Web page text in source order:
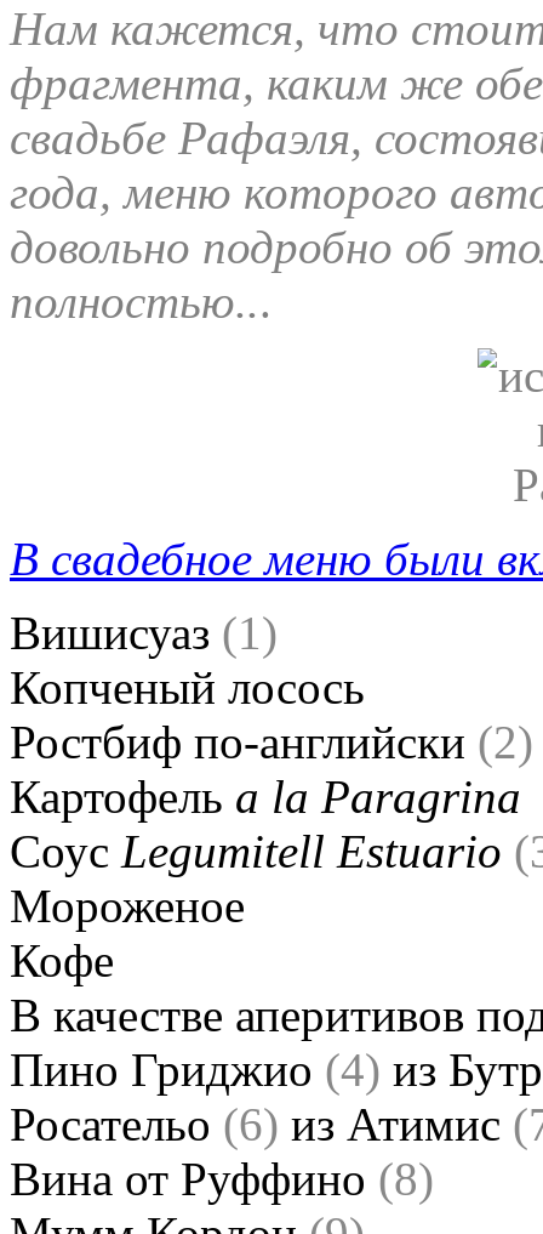
Нам кажется, что стоит
фрагмента, каким же
свадьбе Рафаэля,
года, меню которого
довольно подробно об
полностью...
В свадебное меню были
Вишисуаз (1)
Копченый лосось
Ростбиф по-английски (2)
Картофель а la Paragrina
Соус Legumitell Estuario
Мороженое
Кофе
В качестве аперитивов
Пино Гриджио (4) из
Росательо (6) из Атимис
Вина от Руффино (8)